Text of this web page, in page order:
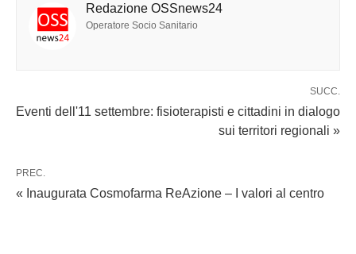
Redazione OSSnews24
Operatore Socio Sanitario
SUCC.
Eventi dell'11 settembre: fisioterapisti e cittadini in dialogo
sui territori regionali »
PREC.
« Inaugurata Cosmofarma ReAzione – I valori al centro